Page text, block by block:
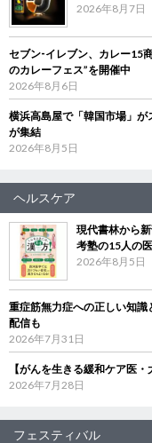
2026年8月7日
セブン‐イレブン、カレー15
のカレーフェス”を開催中
2026年8月6日
横浜高島屋で「韓国市場」
が集結
2026年8月5日
ヘルスケア
現代書林から
考塾の15人の
2026年8月5日
重症筋無力症への正しい知
配信も
2026年7月31日
【がんを生きる緩和ケア医
2026年7月28日
フェスティバル